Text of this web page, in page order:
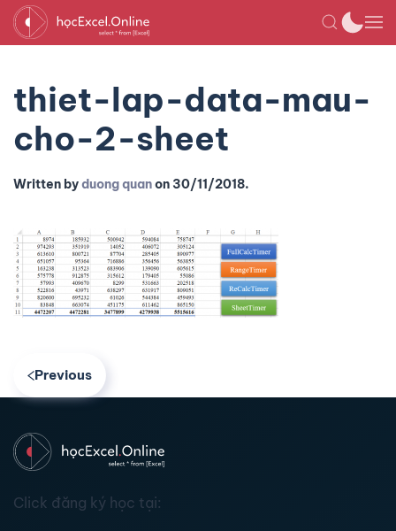
thiet-lap-data-mau-
cho-2-sheet
Written byduong quanon 30/11/2018.
Previous
Click đăng ký học tại: